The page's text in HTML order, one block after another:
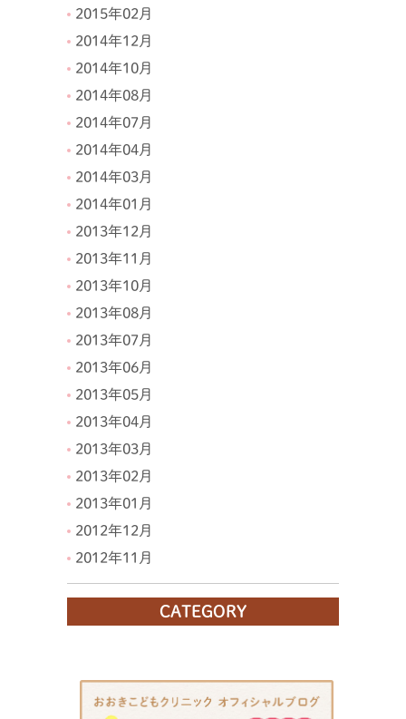
2015年02月
2014年12月
2014年10月
2014年08月
2014年07月
2014年04月
2014年03月
2014年01月
2013年12月
2013年11月
2013年10月
2013年08月
2013年07月
2013年06月
2013年05月
2013年04月
2013年03月
2013年02月
2013年01月
2012年12月
2012年11月
CATEGORY